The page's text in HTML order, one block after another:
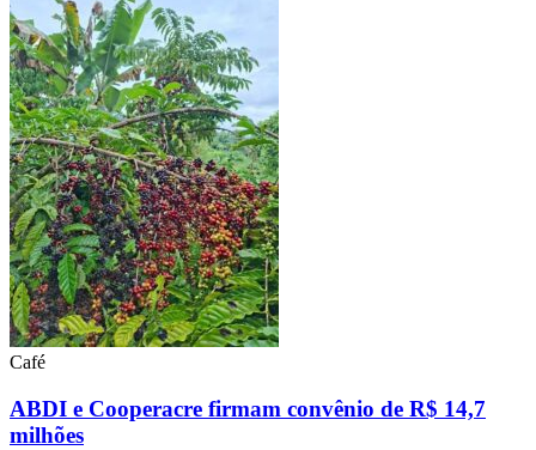
Café
ABDI e Cooperacre firmam convênio de R$ 14,7
milhões